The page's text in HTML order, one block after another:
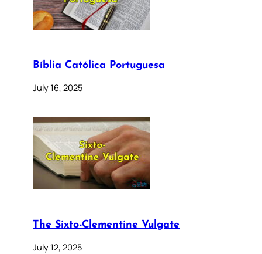
Bíblia Católica Portuguesa
July 16, 2025
The Sixto-Clementine Vulgate
July 12, 2025